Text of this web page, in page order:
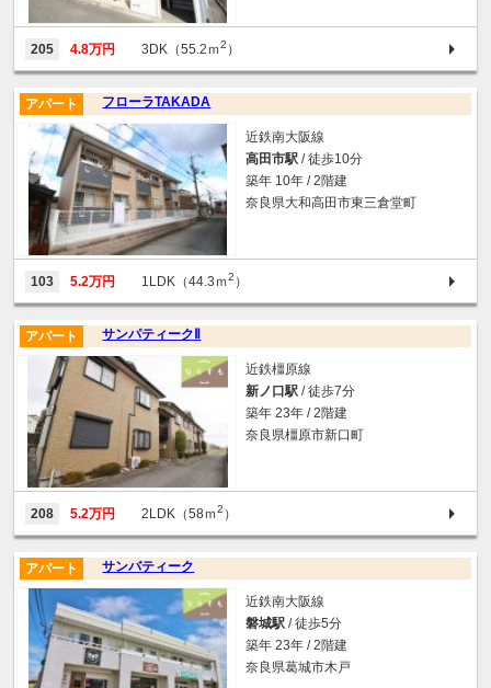
205 4.8万円 3DK（55.2ｍ2 ）
フローラTAKADA
アパート
近鉄南大阪線
高田市駅 / 徒歩10分
築年 10年 / 2階建
奈良県大和高田市東三倉堂町
103 5.2万円 1LDK（44.3ｍ2 ）
サンパティークⅡ
アパート
近鉄橿原線
新ノ口駅 / 徒歩7分
築年 23年 / 2階建
奈良県橿原市新口町
208 5.2万円 2LDK（58ｍ2 ）
サンバティーク
アパート
近鉄南大阪線
磐城駅 / 徒歩5分
築年 23年 / 2階建
奈良県葛城市木戸